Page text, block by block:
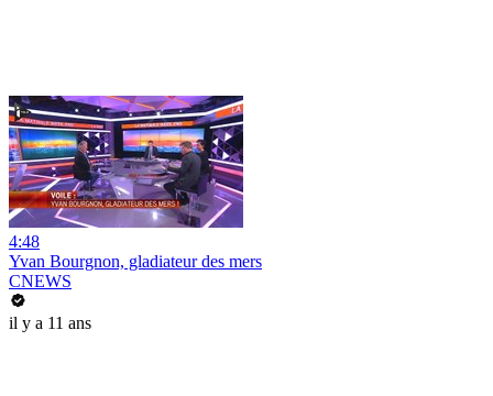
4:48
Yvan Bourgnon, gladiateur des mers
CNEWS
il y a 11 ans